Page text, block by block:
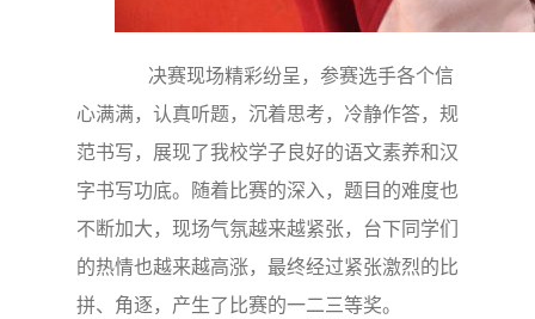
决赛现场精彩纷呈，参赛选手各个信
心满满，认真听题，沉着思考，冷静作答，规
范书写，展现了我校学子良好的语文素养和汉
字书写功底。随着比赛的深入，题目的难度也
不断加大，现场气氛越来越紧张，台下同学们
的热情也越来越高涨，最终经过紧张激烈的比
拼、角逐，产生了比赛的一二三等奖。